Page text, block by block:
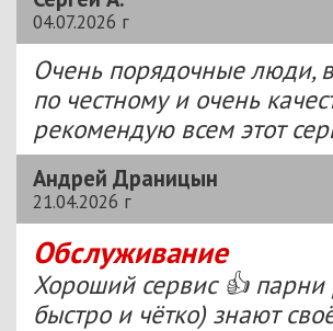
04.07.2026 г
Очень порядочные люди,
по честному и очень
рекомендую всем этот
Андрей Драницын
21.04.2026 г
Обслуживание
Хороший сервис 👍 парни
быстро и чётко) знают